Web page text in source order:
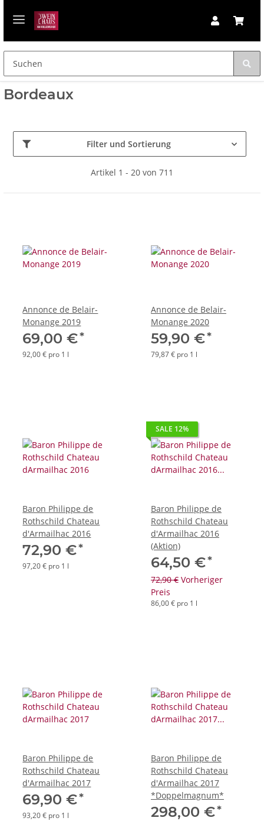
Bordeaux
Filter und Sortierung
Artikel 1 - 20 von 711
Annonce de Belair-
Monange 2019
69,00 €*
92,00 € pro 1 l
Annonce de Belair-
Monange 2020
59,90 €*
79,87 € pro 1 l
Baron Philippe de
Rothschild Chateau
d'Armailhac 2016
72,90 €*
97,20 € pro 1 l
SALE 12%
Baron Philippe de
Rothschild Chateau
d'Armailhac 2016
(Aktion)
64,50 €*
72,90 € Vorheriger
Preis
86,00 € pro 1 l
Baron Philippe de
Rothschild Chateau
d'Armailhac 2017
69,90 €*
93,20 € pro 1 l
Baron Philippe de
Rothschild Chateau
d'Armailhac 2017
*Doppelmagnum*
298,00 €*